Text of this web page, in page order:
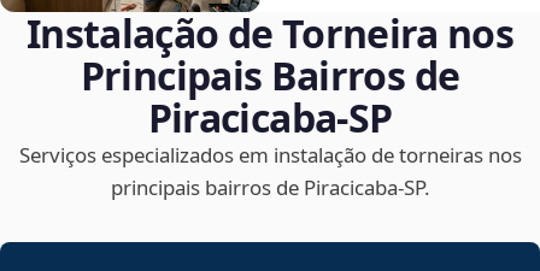
Instalação de Torneira nos
Principais Bairros de
Piracicaba‑SP
Serviços especializados em instalação de torneiras nos
principais bairros de Piracicaba‑SP.